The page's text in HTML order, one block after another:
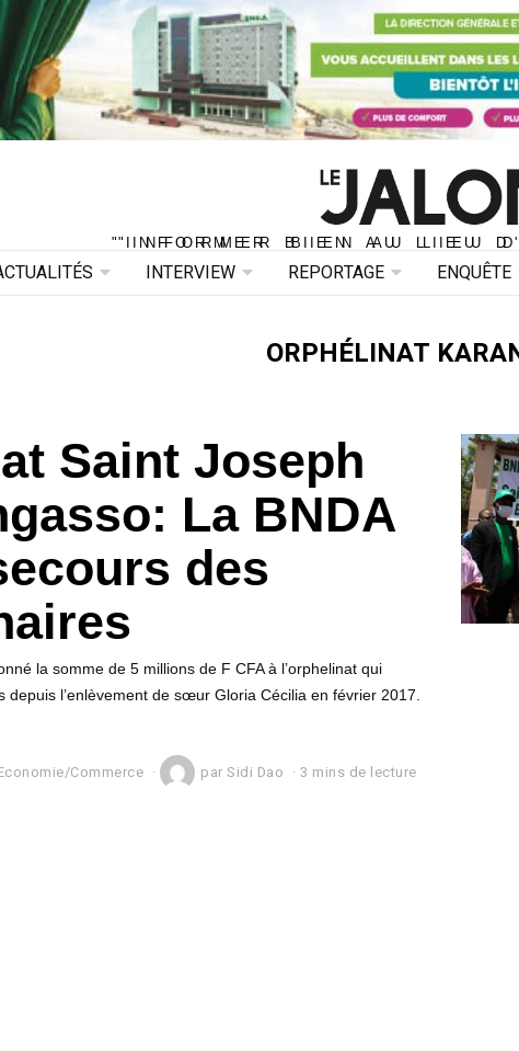
"INFORMER BIEN AU LIEU
"INFORMER BIEN AU LIEU
INTERVIEW REPORTAGE ENQUÊTE
ORPHÉLINAT
Saint Joseph
La BNDA
des
la somme de 5 millions de F CFA à l’orphelinat qui
depuis l’enlèvement de sœur Gloria Cécilia en février 2017.
Commerce par Sidi Dao 3 mins de lecture